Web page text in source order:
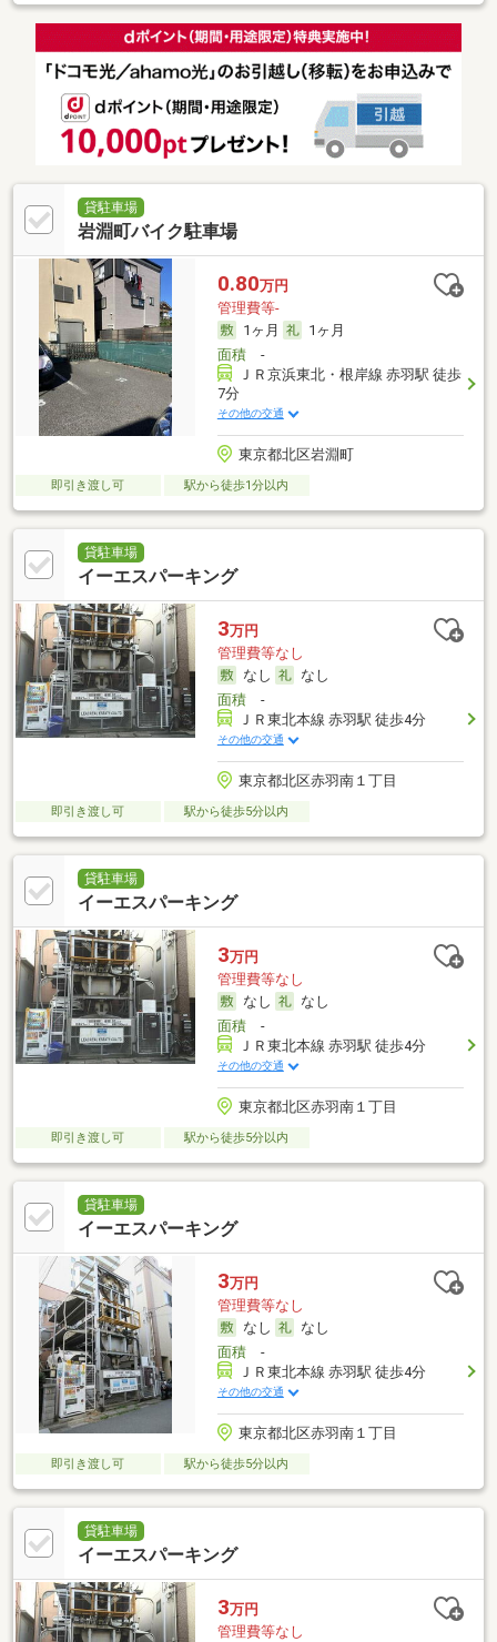
貸駐車場
岩淵町バイク駐車場
0.80万円
管理費等-
1ヶ月
1ヶ月
面積-
ＪＲ京浜東北・根岸線 赤羽駅 徒歩
7分
その他の交通
東京都北区岩淵町
即引き渡し可 駅から徒歩1分以内
貸駐車場
イーエスパーキング
3万円
管理費等なし
なし
なし
面積-
ＪＲ東北本線 赤羽駅 徒歩4分
その他の交通
東京都北区赤羽南１丁目
即引き渡し可 駅から徒歩5分以内
貸駐車場
イーエスパーキング
3万円
管理費等なし
なし
なし
面積-
ＪＲ東北本線 赤羽駅 徒歩4分
その他の交通
東京都北区赤羽南１丁目
即引き渡し可 駅から徒歩5分以内
貸駐車場
イーエスパーキング
3万円
管理費等なし
なし
なし
面積-
ＪＲ東北本線 赤羽駅 徒歩4分
その他の交通
東京都北区赤羽南１丁目
即引き渡し可 駅から徒歩5分以内
貸駐車場
イーエスパーキング
3万円
管理費等なし